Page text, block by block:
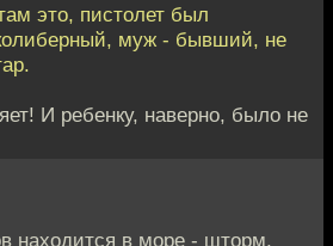
это, пистолет был
муж - бывший, не
И ребенку, наверно, было не
находится в море - шторм,